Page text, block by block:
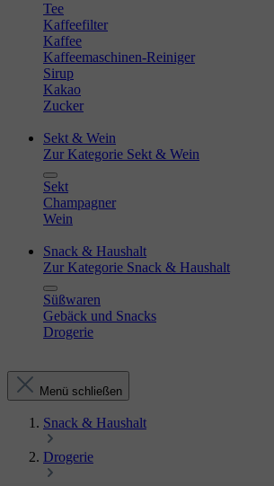
Tee
Kaffeefilter
Kaffee
Kaffeemaschinen-Reiniger
Sirup
Kakao
Zucker
Sekt & Wein
Zur Kategorie Sekt & Wein
Sekt
Champagner
Wein
Snack & Haushalt
Zur Kategorie Snack & Haushalt
Süßwaren
Gebäck und Snacks
Drogerie
Menü schließen
Snack & Haushalt
Drogerie